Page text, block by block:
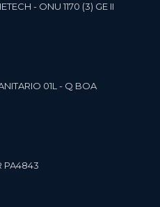
- ONU 1170 (3) GE II
01L - Q BOA
PA4843